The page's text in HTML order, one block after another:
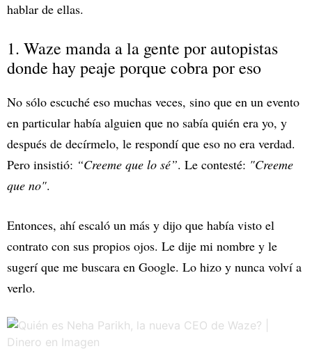
hablar de ellas.
1. Waze manda a la gente por autopistas
donde hay peaje porque cobra por eso
No sólo escuché eso muchas veces, sino que en un evento
en particular había alguien que no sabía quién era yo, y
después de decírmelo, le respondí que eso no era verdad.
Pero insistió: “Creeme que lo sé”. Le contesté: "Creeme
que no".
Entonces, ahí escaló un más y dijo que había visto el
contrato con sus propios ojos. Le dije mi nombre y le
sugerí que me buscara en Google. Lo hizo y nunca volví a
verlo.